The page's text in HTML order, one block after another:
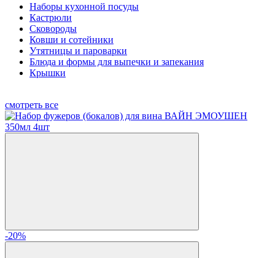
Наборы кухонной посуды
Кастрюли
Сковороды
Ковши и сотейники
Утятницы и пароварки
Блюда и формы для выпечки и запекания
Крышки
смотреть все
-20%